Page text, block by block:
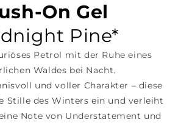
On Gel
Pine*
Petrol mit der Ruhe eines
Waldes bei Nacht.
und voller Charakter – diese
Stille des Winters ein und verleiht
Note von Understatement und